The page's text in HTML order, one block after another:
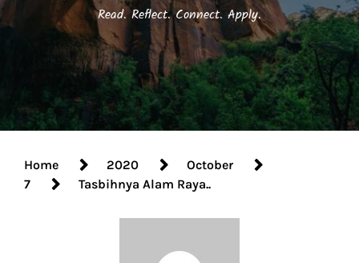
Read. Reflect. Connect. Apply.
Home 2020
October
7
Tasbihnya Alam Raya..